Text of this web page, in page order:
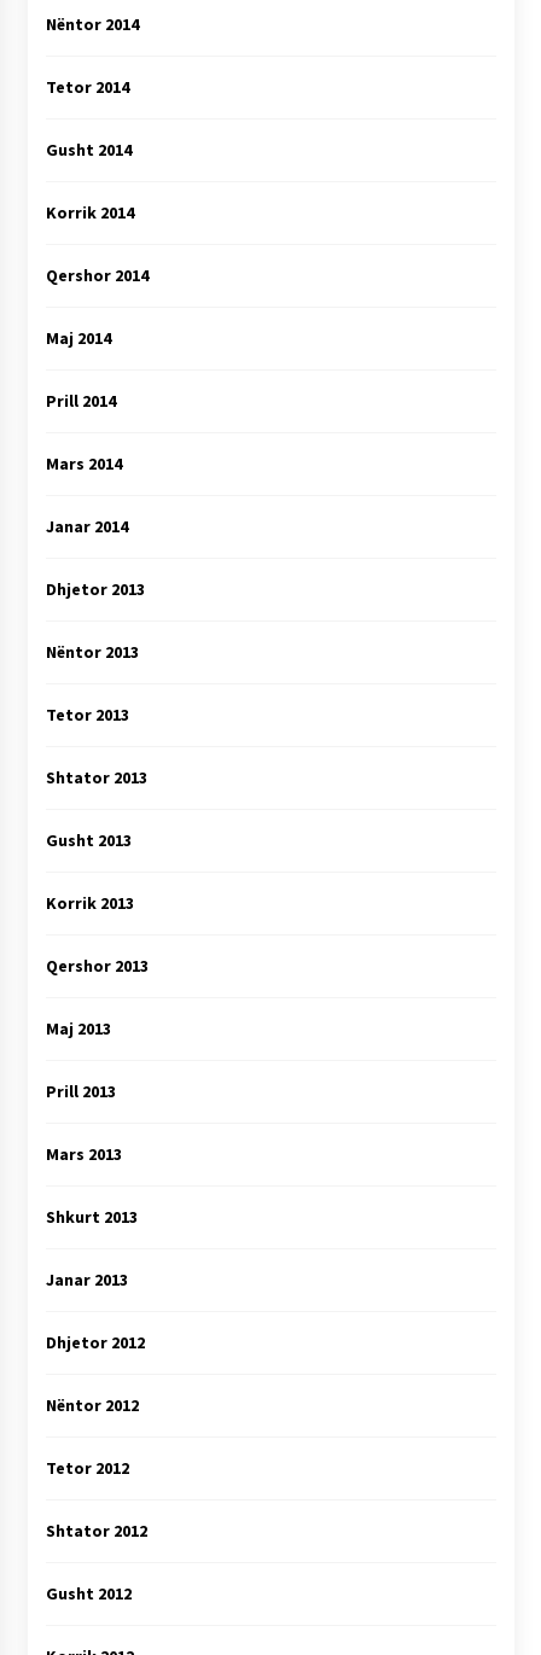
Nëntor 2014
Tetor 2014
Gusht 2014
Korrik 2014
Qershor 2014
Maj 2014
Prill 2014
Mars 2014
Janar 2014
Dhjetor 2013
Nëntor 2013
Tetor 2013
Shtator 2013
Gusht 2013
Korrik 2013
Qershor 2013
Maj 2013
Prill 2013
Mars 2013
Shkurt 2013
Janar 2013
Dhjetor 2012
Nëntor 2012
Tetor 2012
Shtator 2012
Gusht 2012